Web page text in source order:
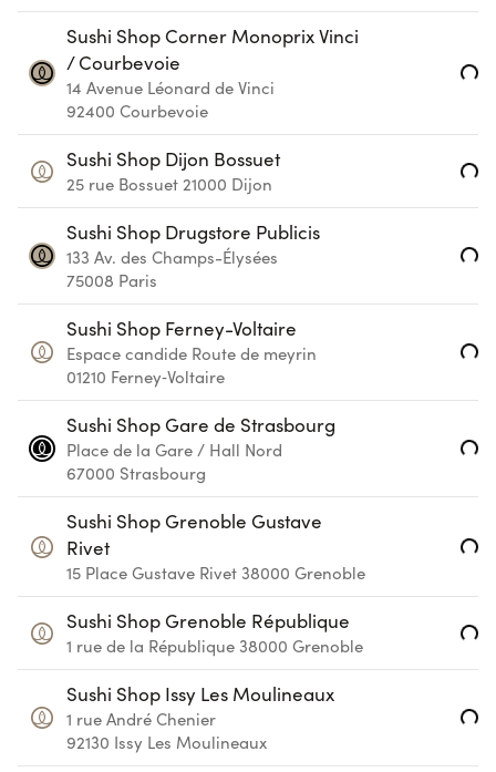
Sushi Shop Corner Monoprix Vinci
/ Courbevoie
14 Avenue Léonard de Vinci
92400 Courbevoie
Loading...
Sushi Shop Dijon Bossuet
25 rue Bossuet 21000 Dijon Loading...
Sushi Shop Drugstore Publicis
133 Av. des Champs-Élysées
75008 Paris Loading...
Sushi Shop Ferney-Voltaire
Espace candide Route de meyrin
01210 Ferney‑Voltaire Loading...
Sushi Shop Gare de Strasbourg
Place de la Gare / Hall Nord
67000 Strasbourg Loading...
Sushi Shop Grenoble Gustave
Rivet
15 Place Gustave Rivet 38000 Grenoble Loading...
Sushi Shop Grenoble République
1 rue de la République 38000 Grenoble Loading...
Sushi Shop Issy Les Moulineaux
1 rue André Chenier
92130 Issy Les Moulineaux Loading...